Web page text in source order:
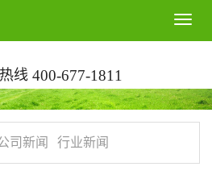
T
o
l
e
a
线 400-677-1811
司新闻 行业新闻